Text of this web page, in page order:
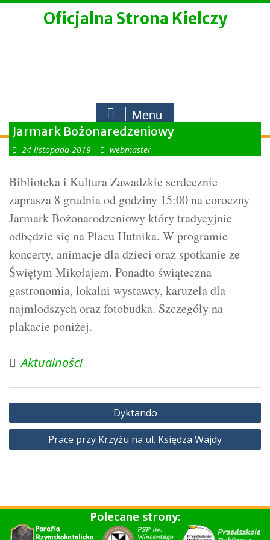
Skip
Oficjalna Strona Kielczy
Menu
Jarmark Bożonaredzeniowy
24 listopada 2019 webmaster
Biblioteka i Kultura Zawadzkie serdecznie
zaprasza 8 grudnia od godziny 15:00 na coroczny
Jarmark Bożonarodzeniowy który tradycyjnie
odbędzie się na Placu Hutnika. W programie
koncerty, animacje dla dzieci oraz spotkanie ze
Świętym Mikołajem. Ponadto świąteczna
gastronomia, lokalni wystawcy, karuzela dla
najmłodszych oraz fotobudka. Szczegóły na
plakacie poniżej.
Aktualności
Nawigacja
wpisu
Dyktando
Prace przy Krzyżu na ul. Księdza Wajdy
Polecane strony: